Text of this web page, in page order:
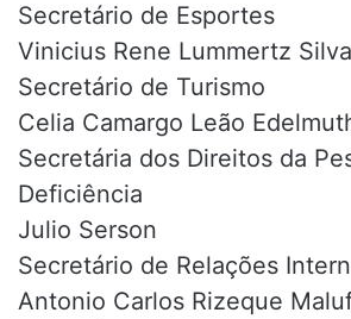
Secretário de Esportes
Vinicius Rene Lummertz Silva
Secretário de Turismo
Celia Camargo Leão
Secretária dos Direitos da
Deficiência
Julio Serson
Secretário de Relações
Antonio Carlos Rizeque